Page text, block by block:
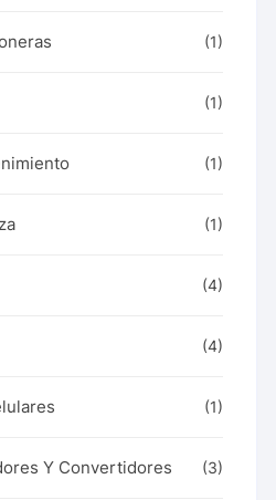
(1)
(1)
(1)
(1)
(4)
(4)
(1)
Y Convertidores (3)